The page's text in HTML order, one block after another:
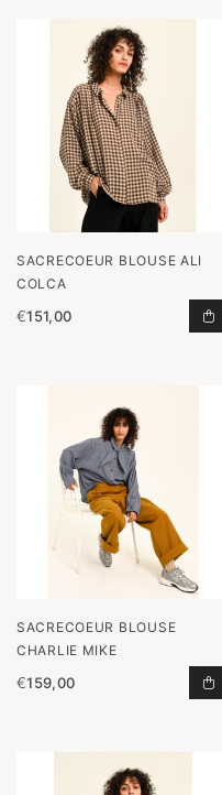
SACRECOEUR BLOUSE ALI
COLCA
€151,00
SACRECOEUR BLOUSE
CHARLIE MIKE
€159,00